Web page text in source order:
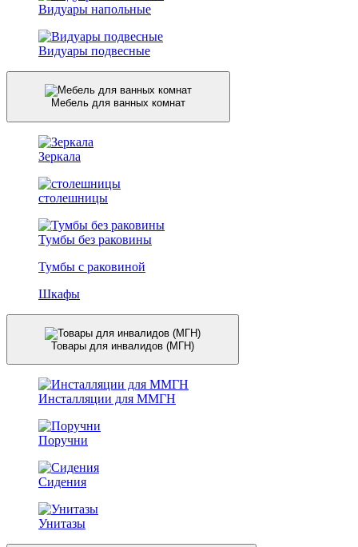
Видуары напольные
Видуары подвесные
Мебель для ванных комнат
Зеркала
столешницы
Тумбы без раковины
Тумбы с раковиной
Шкафы
Товары для инвалидов (МГН)
Инсталляции для ММГН
Поручни
Сидения
Унитазы